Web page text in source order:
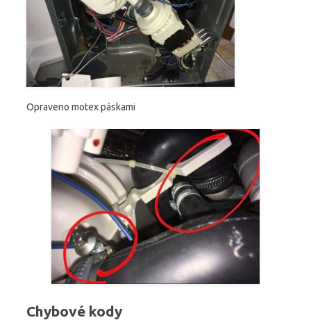
Opraveno motex páskami
Chybové kody